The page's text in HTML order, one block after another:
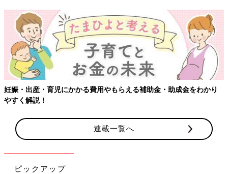
【ワクチン接種できるものも】妊婦の感染症対策、知っておいて！
連載一覧へ
ピックアップ